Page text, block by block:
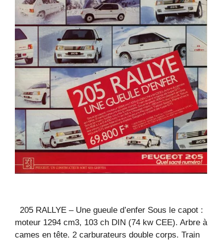
205 RALLYE – Une gueule d’enfer Sous le capot :
moteur 1294 cm3, 103 ch DIN (74 kw CEE). Arbre à
cames en tête. 2 carburateurs double corps. Train